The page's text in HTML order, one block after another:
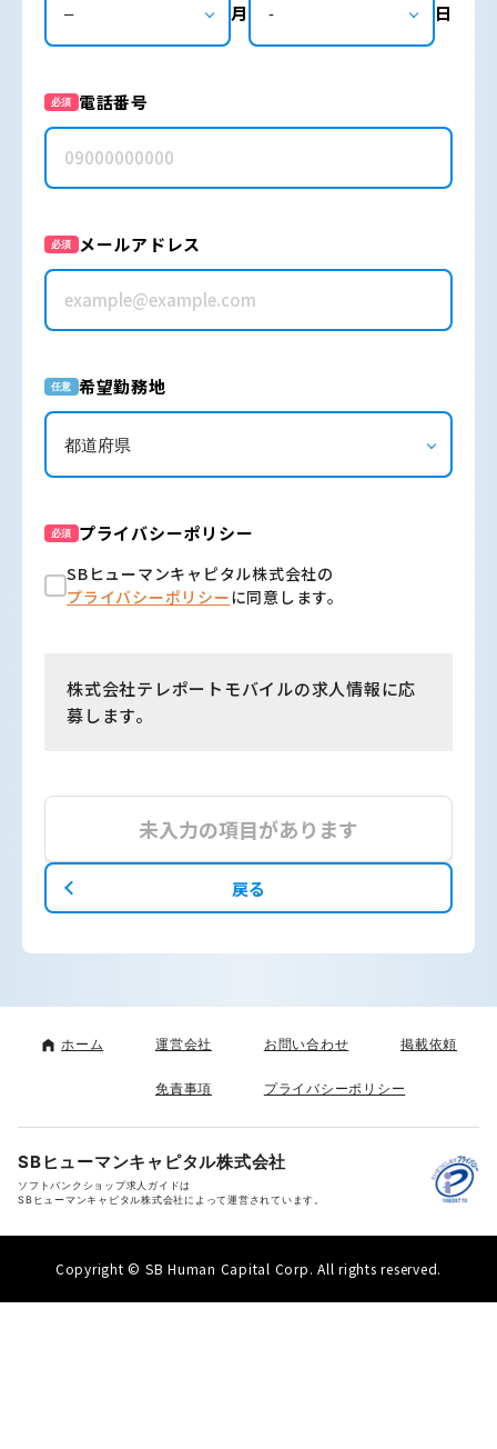
月 日
必須 電話番号
必須 メールアドレス
任意 希望勤務地
必須 プライバシーポリシー
SBヒューマンキャピタル株式会社の
プライバシーポリシーに同意します。
株式会社テレポートモバイルの求人情報に応
募します。
未入力の項目があります
戻る
ホーム 運営会社 お問い合わせ 掲載依頼
免責事項 プライバシーポリシー
SBヒューマンキャピタル株式会社
ソフトバンクショップ求人ガイドは
SBヒューマンキャピタル株式会社によって運営されています。
Copyright © SB Human Capital Corp. All rights reserved.